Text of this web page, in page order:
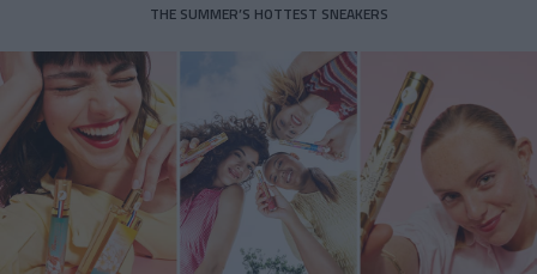
THE SUMMER’S HOTTEST SNEAKERS